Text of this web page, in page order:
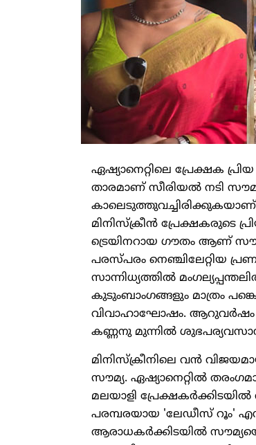
ഏഷ്യാനെറ്റിലെ പ്രേക്ഷക
താരമാണ് സീരിയല്‍ നടി
മിനിസ്‌ക്രീന്‍ പ്രേക്ഷകരുടെ
ട്രെയിനറായ ഗൗതം ആണ്
പരസ്പരം
സാന്നിധ്യത്തില്‍
കുടുംബാംഗങ്ങളും മാത്രം
വിവാഹാഘോഷം. ആറുവര്‍ഷം
കണ്ണനു മുന്നില്‍
മിനിസ്‌ക്രീനിലെ വന്‍
സൗമ്യ. ഏഷ്യാനെറ്റില്‍
മലയാളി പ്രേക്ഷകര്‍ക്കിടയില്‍
പരമ്പരയായ 'ലേഡീസ് റൂം'
ആരാധകര്‍ക്കിടയില്‍ സൗമ്യയെ